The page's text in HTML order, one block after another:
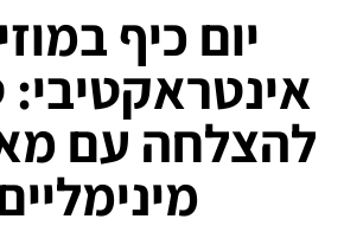
יום כיף
אינטראקטיבי:
להצלחה עם